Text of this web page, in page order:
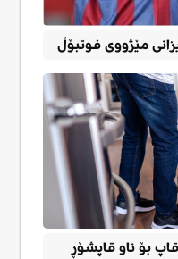
مێژووی فوتبۆڵ
بۆ ناو قاپشۆڕ